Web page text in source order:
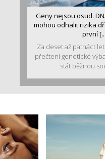
Geny nejsou osud.
mohou odhalit rizika
první
Za deset až patnáct
přečtení genetické
stát běžnou